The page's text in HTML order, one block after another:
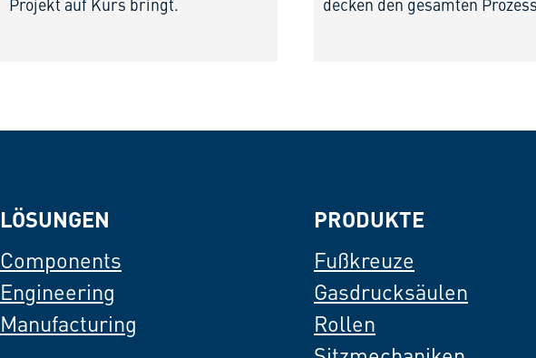
Projekt auf Kurs bringt.
decken den gesamten
LÖSUNGEN
Components
Engineering
Manufacturing
PRODUKTE
Fußkreuze
Gasdrucksäulen
Rollen